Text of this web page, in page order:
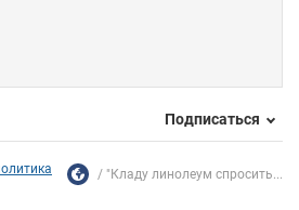
Подписаться
"Кладу линолеум спросить...